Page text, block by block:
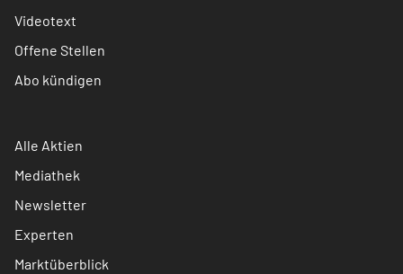
Videotext
Offene Stellen
Abo kündigen
Alle Aktien
Mediathek
Newsletter
Experten
Marktüberblick